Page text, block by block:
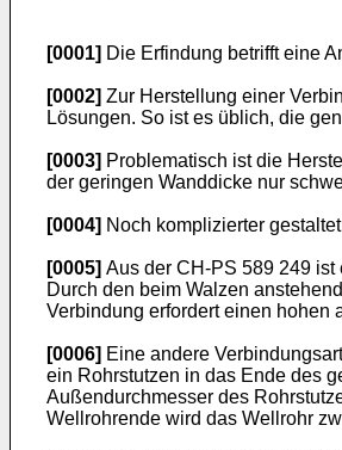
[0001] Die Erfindung betrifft eine
[0002] Zur Herstellung einer
Lösungen. So ist es üblich, die
[0003] Problematisch ist die
der geringen Wanddicke nur
[0004] Noch komplizierter
[0005] Aus der CH-PS 589 249
Durch den beim Walzen
Verbindung erfordert einen hohen
[0006] Eine andere
ein Rohrstutzen in das Ende des
Außendurchmesser des
Wellrohrende wird das Wellrohr